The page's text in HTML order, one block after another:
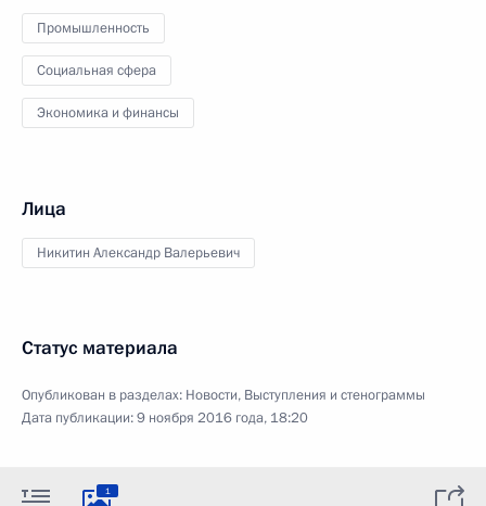
Промышленность
Социальная сфера
Экономика и финансы
Лица
Никитин Александр Валерьевич
Статус материала
Опубликован в разделах: Новости, Выступления и стенограммы
Дата публикации:9 ноября 2016 года, 18:20
1